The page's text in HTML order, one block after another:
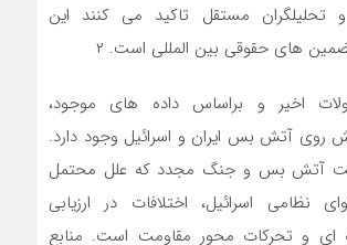
تحلیلگران مستقل تاکید می کنند این
های حقوقی بین المللی است. ۲
اخیر و براساس داده های موجود،
روی آتش بس ایران و اسرائیل وجود دارد.
آتش بس و جنگ مجدد که علل محتمل
نظامی اسرائیل، اختلافات در ارزیابی
و تحرکات محور مقاومت است. منابع